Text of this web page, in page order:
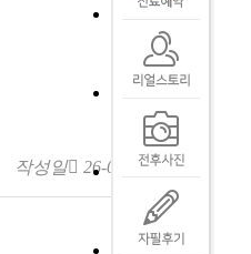
작성일 26-03-13 17:07